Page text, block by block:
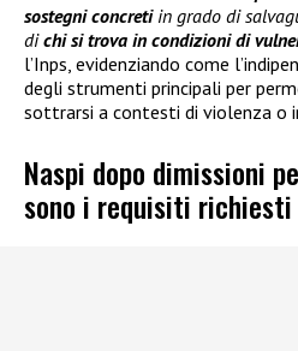
sostegni concretiin grado di
dichi si trova in condizioni di
l’Inps, evidenziando come
degli strumenti principali per
sottrarsi a contesti di violenza o
Naspi dopo dimissioni
sono i requisiti richiesti